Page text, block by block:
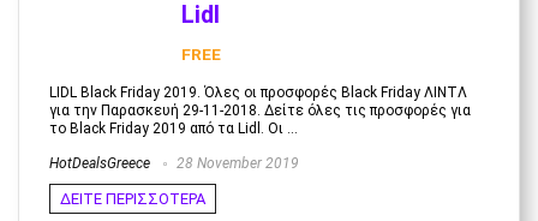
Lidl
FREE
LIDL Black Friday 2019. Όλες οι προσφορές Black Friday ΛΙΝΤΛ
για την Παρασκευή 29-11-2018. Δείτε όλες τις προσφορές για
το Black Friday 2019 από τα Lidl. Οι ...
HotDealsGreece 28 November 2019
ΔΕΙΤΕ ΠΕΡΙΣΣΟΤΕΡΑ